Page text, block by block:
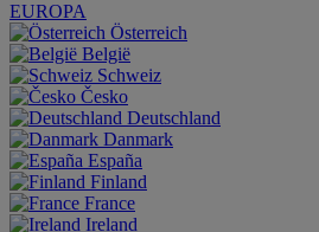
EUROPA
Österreich
België
Schweiz
Česko
Deutschland
Danmark
España
Finland
France
Ireland